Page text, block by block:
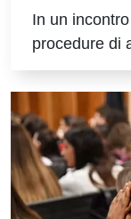
In un
procedure di